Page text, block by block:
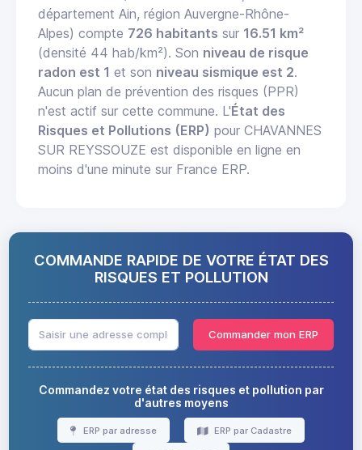
département Ain, région Auvergne-Rhône-
Alpes) compte 726 habitants sur 16.51 km²
(densité 44 hab/km²). Son niveau de risque
radon est 1 et son niveau sismique est 2.
Aucun plan de prévention des risques (PPR)
n'est actif sur cette commune. L'État des
Risques et Pollutions (ERP) pour CHAVANNES
SUR REYSSOUZE est disponible en ligne en
moins d'une minute sur France ERP.
COMMANDE RAPIDE DE VOTRE ÉTAT DES
RISQUES ET POLLUTION
Commander mon ERP
Commandez votre état des risques et pollution par
d'autres moyens
ERP par adresse ERP par Cadastre